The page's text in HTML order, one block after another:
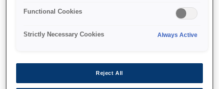
Özellikler
Functional Cookies
Strictly Necessary Cookies Always Active
Reject All